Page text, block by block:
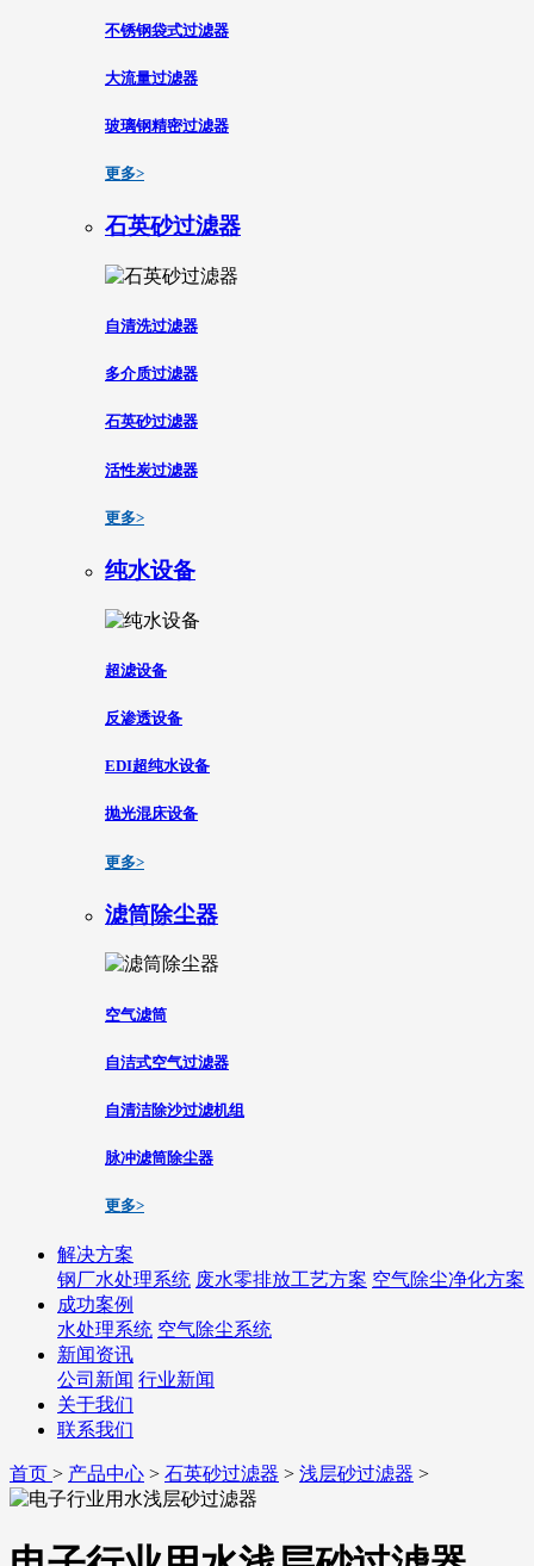
不锈钢袋式过滤器
大流量过滤器
玻璃钢精密过滤器
更多>
石英砂过滤器
自清洗过滤器
多介质过滤器
石英砂过滤器
活性炭过滤器
更多>
纯水设备
超滤设备
反渗透设备
EDI超纯水设备
抛光混床设备
更多>
滤筒除尘器
空气滤筒
自洁式空气过滤器
自清洁除沙过滤机组
脉冲滤筒除尘器
更多>
解决方案
钢厂水处理系统 废水零排放工艺方案 空气除尘净化方案
成功案例
水处理系统 空气除尘系统
新闻资讯
公司新闻 行业新闻
关于我们
联系我们
首页 > 产品中心 > 石英砂过滤器 > 浅层砂过滤器 >